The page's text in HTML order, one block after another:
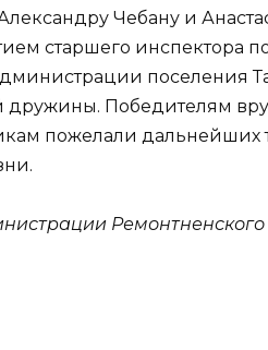
Чебану и
старшего инспектора
поселения
дружины. Победителям
пожелали дальнейших
Ремонтненского